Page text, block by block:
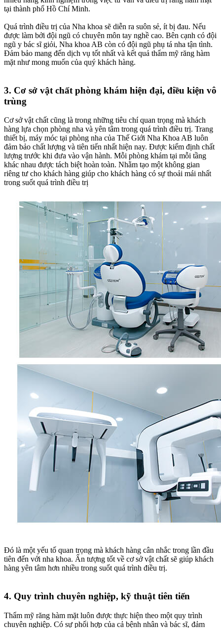
tại thành phố Hồ Chí Minh.
Quá trình điều trị của Nha khoa sẽ diễn ra suôn sẻ, ít bị đau. Nếu
được làm bởi đội ngũ có chuyên môn tay nghề cao. Bên cạnh có đội
ngũ y bác sĩ giỏi, Nha khoa AB còn có đội ngũ phụ tá nha tận tình.
Đảm bảo mang đến dịch vụ tốt nhất và kết quả thẩm mỹ răng hàm
mặt như mong muốn của quý khách hàng.
3. Cơ sở vật chất phòng khám hiện đại, điều kiện vô
trùng
Cơ sở vật chất cũng là trong những tiêu chí quan trọng mà khách
hàng lựa chọn phòng nha và yên tâm trong quá trình điều trị. Trang
thiết bị, máy móc tại phòng nha của Thế Giới Nha Khoa AB luôn
đảm bảo chất lượng và tiên tiến nhất hiện nay. Được kiểm định chất
lượng trước khi đưa vào vận hành. Mỗi phòng khám tại mỗi tầng
khác nhau được tách biệt hoàn toàn. Nhằm tạo một không gian
riêng tư cho khách hàng giúp cho khách hàng có sự thoải mái nhất
trong suốt quá trình điều trị
Đó là một yếu tố quan trọng mà khách hàng cân nhắc trong lần đầu
tiên đến với nha khoa. Ấn tượng tốt về cơ sở vật chất sẽ giúp khách
hàng yên tâm hơn nhiều trong suốt quá trình điều trị.
4. Quy trình chuyên nghiệp, kỹ thuật tiên tiến
Thẩm mỹ răng hàm mặt luôn được thực hiện theo một quy trình
chuyên nghiệp. Có sự phối hợp của cả bệnh nhân và bác sĩ, đảm